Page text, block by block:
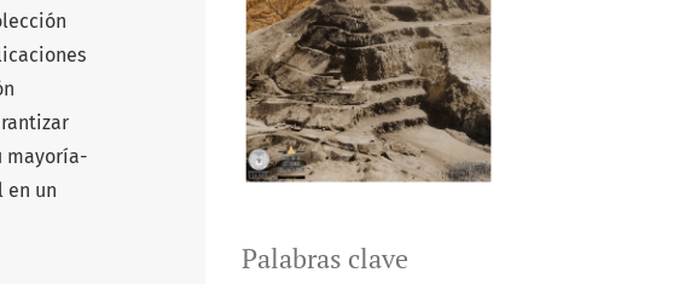
Palabras clave
mayoría-
en un